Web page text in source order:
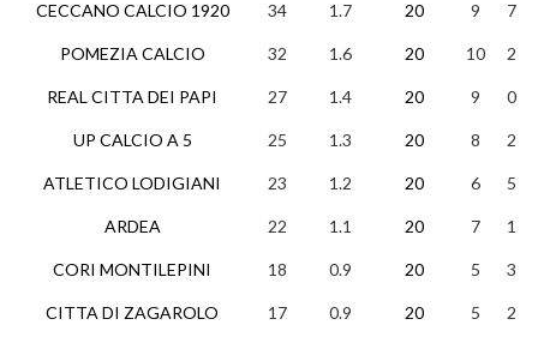
CECCANO CALCIO 1920
POMEZIA CALCIO
REAL CITTA DEI PAPI
UP CALCIO A 5
ATLETICO LODIGIANI
ARDEA
CORI MONTILEPINI
CITTA DI ZAGAROLO
34 1.7 20 9 7
32 1.6 20 10 2
27 1.4 20 9 0
25 1.3 20 8 2
23 1.2 20 6 5
22 1.1 20 7 1
18 0.9 20 5 3
17 0.9 20 5 2